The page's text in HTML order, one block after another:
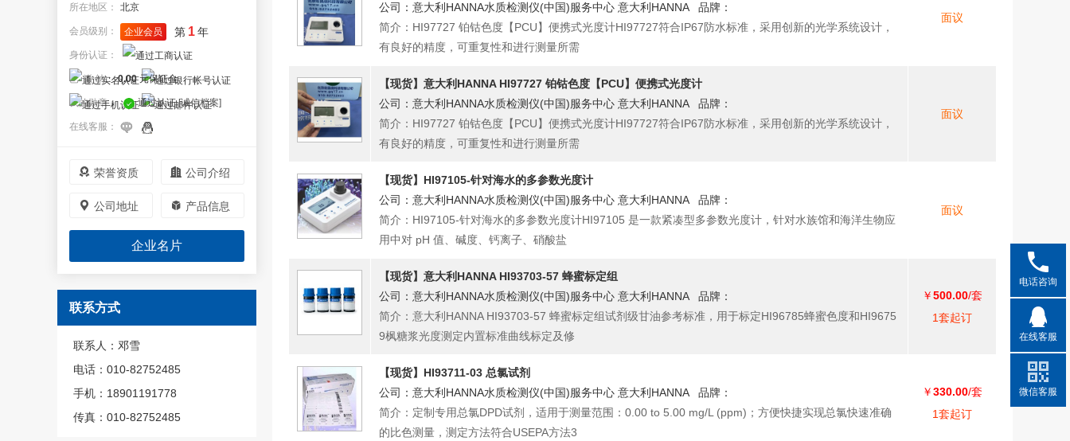
所在地区： 北京
会员级别： 企业会员 第 1年
身份认证：
已 缴 纳： 0.00元保证金
我的勋章： 通过认证[诚信档案]
在线客服：
 荣誉资质  公司介绍
 公司地址  产品信息
企业名片
联系方式
联系人：邓雪
电话：010-82752485
手机：18901191778
传真：010-82752485
公司：意大利HANNA水质检测仪(中国)服务中心 意大利HANNA 品牌：
简介：HI97727 铂钴色度【PCU】便携式光度计HI97727符合IP67防水标准，采用创新的光学系统设计，
有良好的精度，可重复性和进行测量所需
面议
【现货】意大利HANNA HI97727 铂钴色度【PCU】便携式光度计
公司：意大利HANNA水质检测仪(中国)服务中心 意大利HANNA 品牌：
简介：HI97727 铂钴色度【PCU】便携式光度计HI97727符合IP67防水标准，采用创新的光学系统设计，
有良好的精度，可重复性和进行测量所需
面议
【现货】HI97105-针对海水的多参数光度计
公司：意大利HANNA水质检测仪(中国)服务中心 意大利HANNA 品牌：
简介：HI97105-针对海水的多参数光度计HI97105 是一款紧凑型多参数光度计，针对水族馆和海洋生物应
用中对 pH 值、碱度、钙离子、硝酸盐
面议
【现货】意大利HANNA HI93703-57 蜂蜜标定组
公司：意大利HANNA水质检测仪(中国)服务中心 意大利HANNA 品牌：
简介：意大利HANNA HI93703-57 蜂蜜标定组试剂级甘油参考标准，用于标定HI96785蜂蜜色度和HI9675
9枫糖浆光度测定内置标准曲线标定及修
￥500.00/套
1套起订
【现货】HI93711-03 总氯试剂
公司：意大利HANNA水质检测仪(中国)服务中心 意大利HANNA 品牌：
简介：定制专用总氯DPD试剂，适用于测量范围：0.00 to 5.00 mg/L (ppm)；方便快捷实现总氯快速准确
的比色测量，测定方法符合USEPA方法3
￥330.00/套
1套起订
电话咨询
在线客服
微信客服